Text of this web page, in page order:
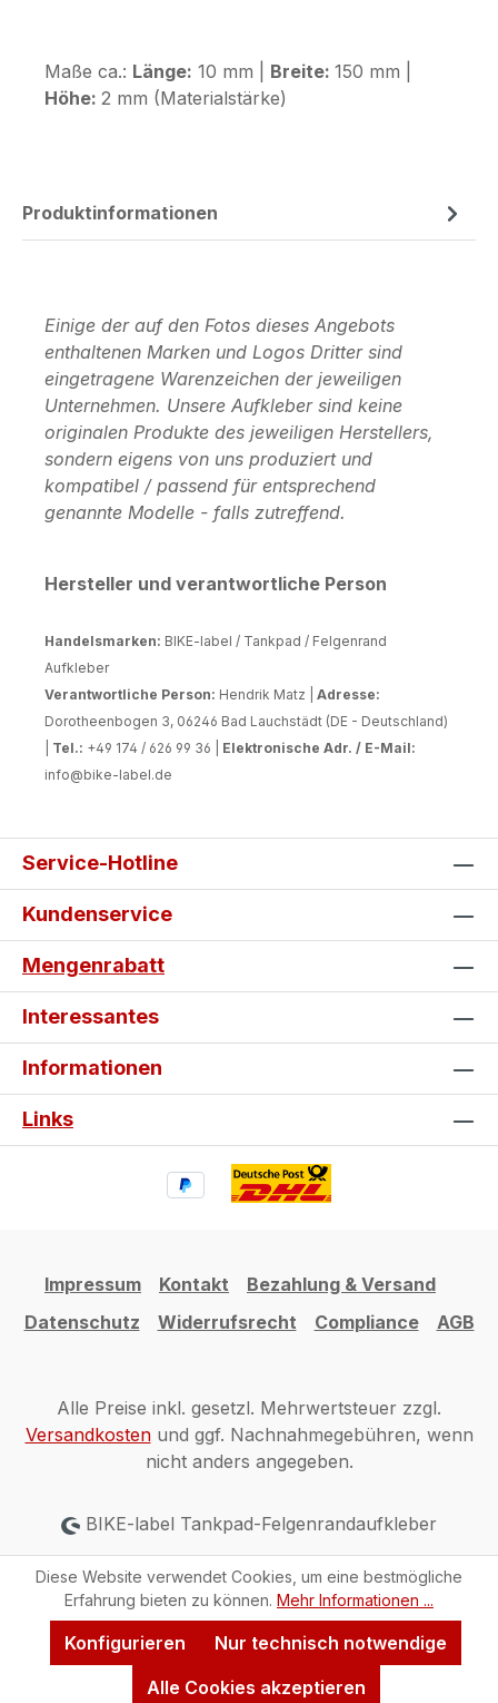
Maße ca.: Länge: 10 mm | Breite: 150 mm |
Höhe: 2 mm (Materialstärke)
Produktinformationen
Einige der auf den Fotos dieses Angebots
enthaltenen Marken und Logos Dritter sind
eingetragene Warenzeichen der jeweiligen
Unternehmen. Unsere Aufkleber sind keine
originalen Produkte des jeweiligen Herstellers,
sondern eigens von uns produziert und
kompatibel / passend für entsprechend
genannte Modelle - falls zutreffend.
Hersteller und verantwortliche Person
Handelsmarken: BIKE-label / Tankpad / Felgenrand
Aufkleber
Verantwortliche Person: Hendrik Matz | Adresse:
Dorotheenbogen 3, 06246 Bad Lauchstädt (DE - Deutschland)
Tel.: +49 174 / 626 99 36 | Elektronische Adr. / E-Mail:
info@bike-label.de
Service-Hotline
Kundenservice
Mengenrabatt
Interessantes
Informationen
Links
Impressum Kontakt
Bezahlung & Versand
Datenschutz
Widerrufsrecht Compliance AGB
Alle Preise inkl. gesetzl. Mehrwertsteuer zzgl.
Versandkostenund ggf. Nachnahmegebühren, wenn
nicht anders angegeben.
BIKE-label Tankpad-Felgenrandaufkleber
Diese Website verwendet Cookies, um eine bestmögliche
Erfahrung bieten zu können. Mehr Informationen ...
Nur technisch notwendige
Konfigurieren
Alle Cookies akzeptieren